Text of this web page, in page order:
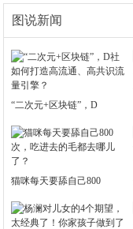
图说新闻
“二次元+区块链”，D
猫咪每天要舔自己800